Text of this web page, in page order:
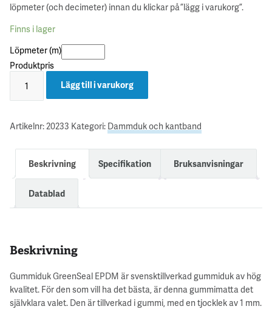
löpmeter (och decimeter) innan du klickar på ”lägg i varukorg”.
Finns i lager
Löpmeter (m)
Produktpris
Lägg till i varukorg
Artikelnr:20233 Kategori: Dammduk och kantband
Beskrivning Specifikation Bruksanvisningar
Datablad
Beskrivning
Gummiduk GreenSeal EPDM är svensktillverkad gummiduk av hög
kvalitet. För den som vill ha det bästa, är denna gummimatta det
självklara valet. Den är tillverkad i gummi, med en tjocklek av 1 mm.